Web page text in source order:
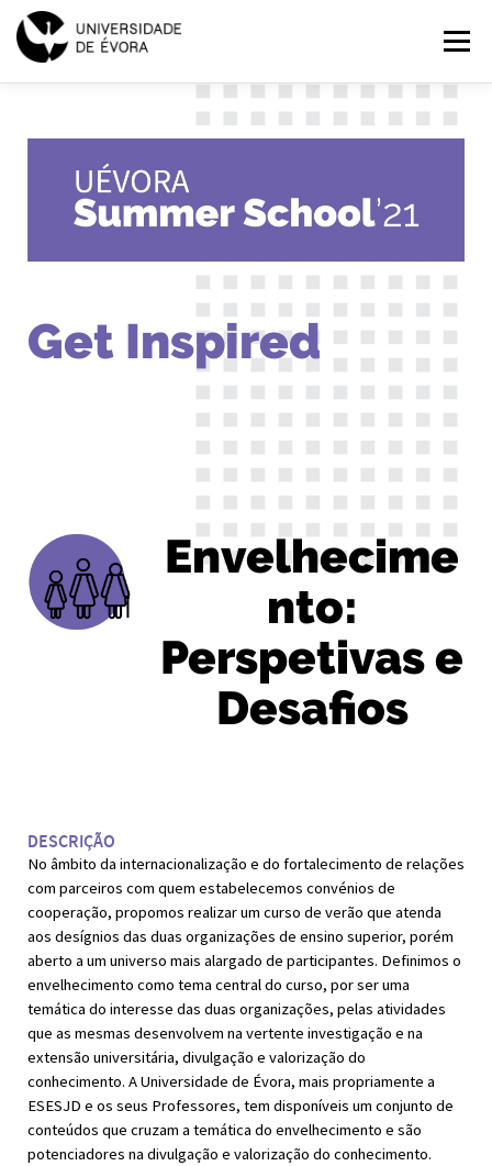
SUMMER
SCHOOL
2021
Menu
PROGRAMAS EXPLORAR
INSCRIÇÕES PT
Get Inspired
Envelhecime
nto:
Perspetivas e
Desafios
DESCRIÇÃO
No âmbito da internacionalização e do fortalecimento de relações
com parceiros com quem estabelecemos convénios de
cooperação, propomos realizar um curso de verão que atenda
aos desígnios das duas organizações de ensino superior, porém
aberto a um universo mais alargado de participantes. Definimos o
envelhecimento como tema central do curso, por ser uma
temática do interesse das duas organizações, pelas atividades
que as mesmas desenvolvem na vertente investigação e na
extensão universitária, divulgação e valorização do
conhecimento. A Universidade de Évora, mais propriamente a
ESESJD e os seus Professores, tem disponíveis um conjunto de
conteúdos que cruzam a temática do envelhecimento e são
potenciadores na divulgação e valorização do conhecimento.